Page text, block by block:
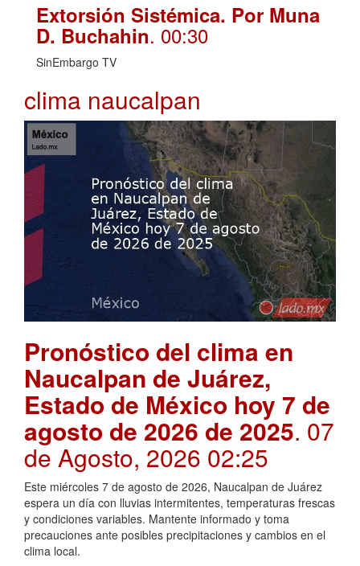
Extorsión Sistémica. Por Muna
D. Buchahin. 00:30
SinEmbargo TV
clima naucalpan
Pronóstico del clima en
Naucalpan de Juárez,
Estado de México hoy 7 de
agosto de 2026 de 2025. 07
de Agosto, 2026 02:25
Este miércoles 7 de agosto de 2026, Naucalpan de Juárez
espera un día con lluvias intermitentes, temperaturas frescas
y condiciones variables. Mantente informado y toma
precauciones ante posibles precipitaciones y cambios en el
clima local.